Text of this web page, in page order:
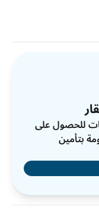
للحصول على
بتأمين